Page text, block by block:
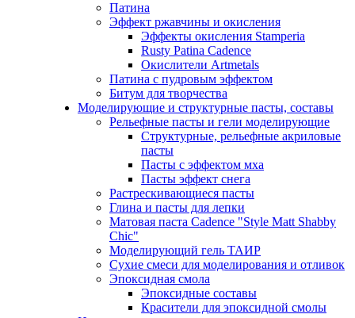
Патина
Эффект ржавчины и окисления
Эффекты окисления Stamperia
Rusty Patina Cadence
Окислители Artmetals
Патина с пудровым эффектом
Битум для творчества
Моделирующие и структурные пасты, составы
Рельефные пасты и гели моделирующие
Структурные, рельефные акриловые
пасты
Пасты с эффектом мха
Пасты эффект снега
Растрескивающиеся пасты
Глина и пасты для лепки
Матовая паста Cadence "Style Matt Shabby
Chic"
Моделирующий гель ТАИР
Сухие смеси для моделирования и отливок
Эпоксидная смола
Эпоксидные составы
Красители для эпоксидной смолы